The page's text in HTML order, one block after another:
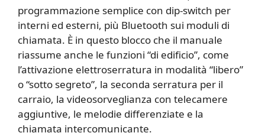
programmazione semplice con dip-switch per
interni ed esterni, più Bluetooth sui moduli di
chiamata. È in questo blocco che il manuale
riassume anche le funzioni “di edificio”, come
l’attivazione elettroserratura in modalità “libero”
o “sotto segreto”, la seconda serratura per il
carraio, la videosorveglianza con telecamere
aggiuntive, le melodie differenziate e la
chiamata intercomunicante.